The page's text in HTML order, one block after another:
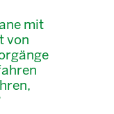
mit
von